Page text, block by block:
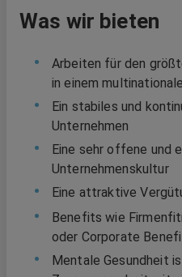
Was wir bieten
Arbeiten für den
in einem
Ein stabiles und
Unternehmen
Eine sehr offene und
Unternehmenskultur
Eine attraktive
Benefits wie
oder Corporate
Mentale Gesundheit